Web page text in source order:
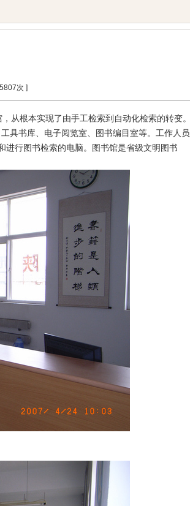
次 ]
从根本实现了由手工检索到自动化检索的转变。
具书库、电子阅览室、图书编目室等。工作人员
行图书检索的电脑。图书馆是省级文明图书